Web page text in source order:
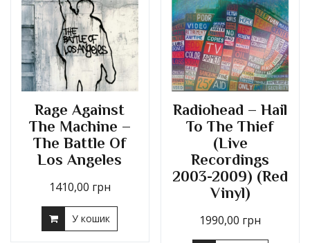
Rage Against
The Machine –
The Battle Of
Los Angeles
1410,00 грн
У кошик
Radiohead – Hail
To The Thief
(Live
Recordings
2003-2009) (Red
Vinyl)
1990,00 грн